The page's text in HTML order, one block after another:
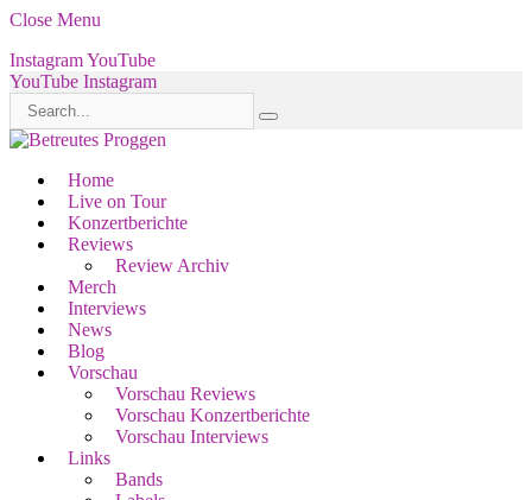
Close Menu
InstagramYouTube
YouTube Instagram
Home
Live on Tour
Konzertberichte
Reviews
Review Archiv
Merch
Interviews
News
Blog
Vorschau
Vorschau Reviews
Vorschau Konzertberichte
Vorschau Interviews
Links
Bands